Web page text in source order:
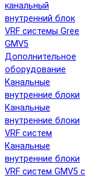
канальный
внутренний блок
VRF системы Gree
GMV5
Дополнительное
оборудование
Канальные
внутренние блоки
Канальные
внутренние блоки
VRF систем
Канальные
внутренние блоки
VRF систем GMV5 с